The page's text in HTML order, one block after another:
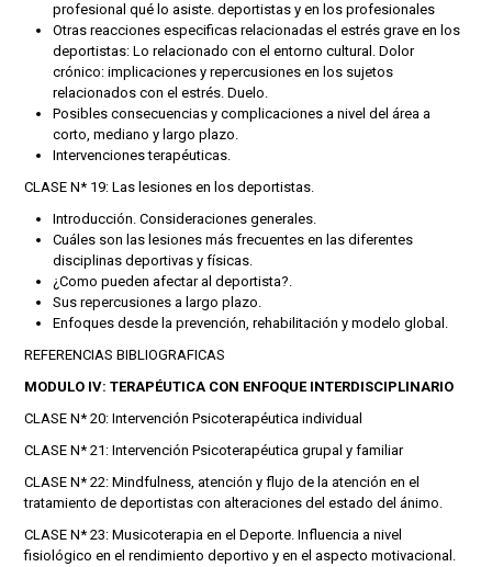
profesional qué lo asiste. deportistas y en los profesionales
Otras reacciones especificas relacionadas el estrés grave en los
deportistas: Lo relacionado con el entorno cultural. Dolor
crónico: implicaciones y repercusiones en los sujetos
relacionados con el estrés. Duelo.
Posibles consecuencias y complicaciones a nivel del área a
corto, mediano y largo plazo.
Intervenciones terapéuticas.
CLASE N* 19: Las lesiones en los deportistas.
Introducción. Consideraciones generales.
Cuáles son las lesiones más frecuentes en las diferentes
disciplinas deportivas y físicas.
¿Como pueden afectar al deportista?.
Sus repercusiones a largo plazo.
Enfoques desde la prevención, rehabilitación y modelo global.
REFERENCIAS BIBLIOGRAFICAS
MODULO IV: TERAPÉUTICA CON ENFOQUE INTERDISCIPLINARIO
CLASE N* 20: Intervención Psicoterapéutica individual
CLASE N* 21: Intervención Psicoterapéutica grupal y familiar
CLASE N* 22: Mindfulness, atención y flujo de la atención en el
tratamiento de deportistas con alteraciones del estado del ánimo.
CLASE N* 23: Musicoterapia en el Deporte. Influencia a nivel
fisiológico en el rendimiento deportivo y en el aspecto motivacional.